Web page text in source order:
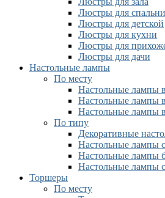
Люстры для спальни
Люстры для детской
Люстры для кухни
Люстры для
Люстры для дачи
Настольные лампы
По месту
Настольные лампы
Настольные лампы
Настольные лампы
По типу
Декоративные
Настольные лампы
Настольные лампы
Настольные лампы
Торшеры
По месту